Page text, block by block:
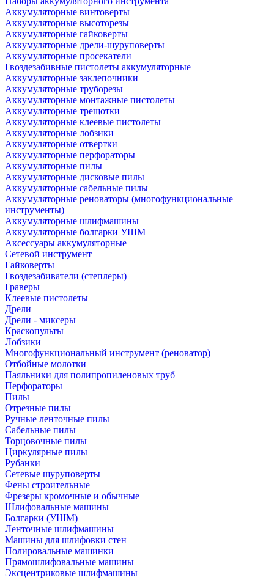
Аккумуляторные винтоверты
Аккумуляторные высоторезы
Аккумуляторные гайковерты
Аккумуляторные дрели-шуруповерты
Аккумуляторные просекатели
Гвоздезабивные пистолеты аккумуляторные
Аккумуляторные заклепочники
Аккумуляторные труборезы
Аккумуляторные монтажные пистолеты
Аккумуляторные трещотки
Аккумуляторные клеевые пистолеты
Аккумуляторные лобзики
Аккумуляторные отвертки
Аккумуляторные перфораторы
Аккумуляторные пилы
Аккумуляторные дисковые пилы
Аккумуляторные сабельные пилы
Аккумуляторные реноваторы (многофункциональные
инструменты)
Аккумуляторные шлифмашины
Аккумуляторные болгарки УШМ
Аксессуары аккумуляторные
Сетевой инструмент
Гайковерты
Гвоздезабиватели (степлеры)
Граверы
Клеевые пистолеты
Дрели
Дрели - миксеры
Краскопульты
Лобзики
Многофункциональный инструмент (реноватор)
Отбойные молотки
Паяльники для полипропиленовых труб
Перфораторы
Пилы
Отрезные пилы
Ручные ленточные пилы
Сабельные пилы
Торцовочные пилы
Циркулярные пилы
Рубанки
Сетевые шуруповерты
Фены строительные
Фрезеры кромочные и обычные
Шлифовальные машины
Болгарки (УШМ)
Ленточные шлифмашины
Машины для шлифовки стен
Полировальные машинки
Прямошлифовальные машины
Эксцентриковые шлифмашины